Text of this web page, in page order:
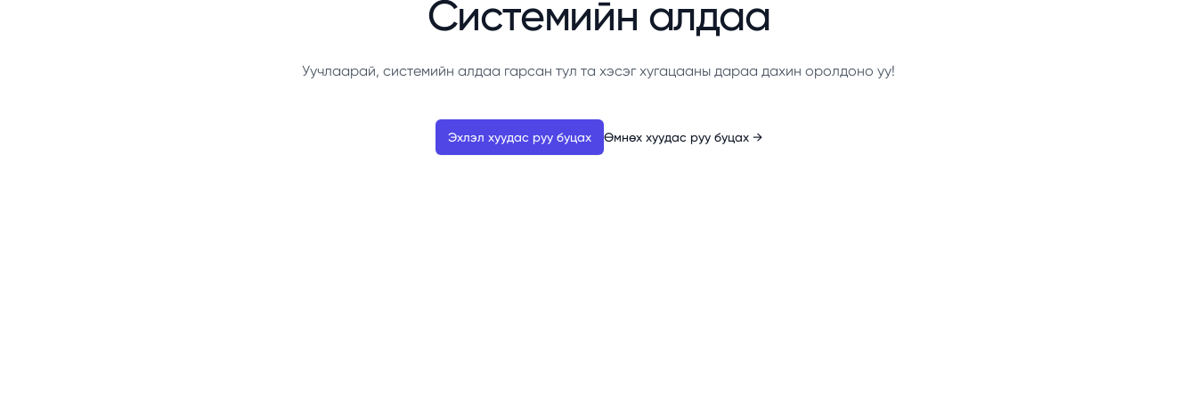
Системийн алдаа
Уучлаарай, системийн алдаа гарсан тул та хэсэг хугацааны дараа дахин оролдоно уу!
Эхлэл хуудас руу буцах Өмнөх хуудас руу буцах →